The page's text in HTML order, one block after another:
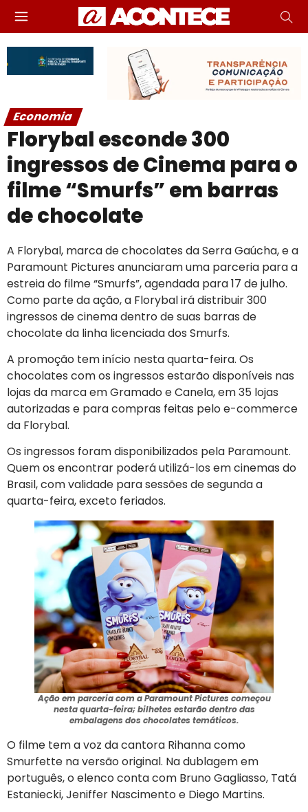
Economia
Florybal esconde 300
ingressos de Cinema para o
filme “Smurfs” em barras
de chocolate
A Florybal, marca de chocolates da Serra Gaúcha, e a
Paramount Pictures anunciaram uma parceria para a
estreia do filme “Smurfs”, agendada para 17 de julho.
Como parte da ação, a Florybal irá distribuir 300
ingressos de cinema dentro de suas barras de
chocolate da linha licenciada dos Smurfs.
A promoção tem início nesta quarta-feira. Os
chocolates com os ingressos estarão disponíveis nas
lojas da marca em Gramado e Canela, em 35 lojas
autorizadas e para compras feitas pelo e-commerce
da Florybal.
Os ingressos foram disponibilizados pela Paramount.
Quem os encontrar poderá utilizá-los em cinemas do
Brasil, com validade para sessões de segunda a
quarta-feira, exceto feriados.
Ação em parceria com a Paramount Pictures começou
nesta quarta-feira; bilhetes estarão dentro das
embalagens dos chocolates temáticos.
O filme tem a voz da cantora Rihanna como
Smurfette na versão original. Na dublagem em
português, o elenco conta com Bruno Gagliasso, Tatá
Estaniecki, Jeniffer Nascimento e Diego Martins.